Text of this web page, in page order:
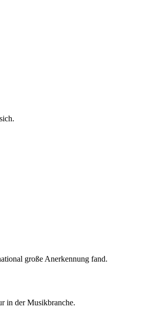
große Anerkennung fand.
in der Musikbranche.